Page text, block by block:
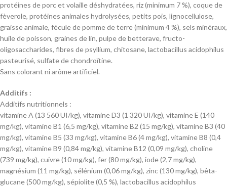
protéines de porc et volaille déshydratées, riz (minimum 7 %), coque de
fèverole, protéines animales hydrolysées, petits pois, lignocellulose,
graisse animale, fécule de pomme de terre (minimum 4 %), sels minéraux,
huile de poisson, graines de lin, pulpe de betterave, fructo-
oligosaccharides, fibres de psyllium, chitosane, lactobacillus acidophilus
pasteurisé, sulfate de chondroïtine.
Sans colorant ni arôme artificiel.
Additifs :
Additifs nutritionnels :
vitamine A (13 560 UI/kg), vitamine D3 (1 320 UI/kg), vitamine E (140
mg/kg), vitamine B1 (6,5 mg/kg), vitamine B2 (15 mg/kg), vitamine B3 (40
mg/kg), vitamine B5 (33 mg/kg), vitamine B6 (4 mg/kg), vitamine B8 (0,4
mg/kg), vitamine B9 (0,84 mg/kg), vitamine B12 (0,09 mg/kg), choline
(739 mg/kg), cuivre (10 mg/kg), fer (80 mg/kg), iode (2,7 mg/kg),
magnésium (11 mg/kg), sélénium (0,06 mg/kg), zinc (130 mg/kg), bêta-
glucane (500 mg/kg), sépiolite (0,5 %), lactobacillus acidophilus